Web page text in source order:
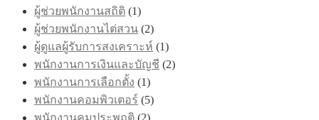
ผู้ช่วยพนักงานสถิติ (1)
ผู้ช่วยพนักงานไต่สวน (2)
ผู้ดูแลผู้รับการสงเคราะห์ (1)
พนักงานการเงินและบัญชี (2)
พนักงานการเลือกตั้ง (1)
พนักงานคอมพิวเตอร์ (5)
พนักงานคุมประพฤติ (2)